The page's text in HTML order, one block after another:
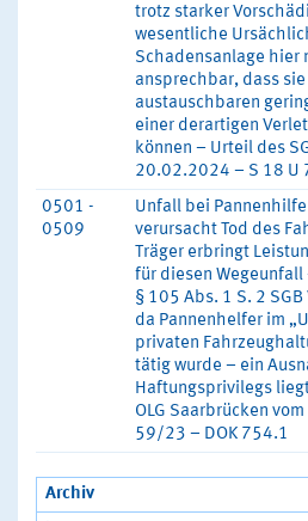
trotz starker
wesentliche
Schadensanlage hier
ansprechbar, dass
austauschbaren
einer derartigen
können – Urteil des
20.02.2024 – S 18 U
0501 -
0509
Unfall bei
verursacht Tod des
Träger erbringt
für diesen
§ 105 Abs. 1 S. 2
da Pannenhelfer im
privaten
tätig wurde – ein
Haftungsprivilegs
OLG Saarbrücken
59/23 – DOK 754.1
Archiv